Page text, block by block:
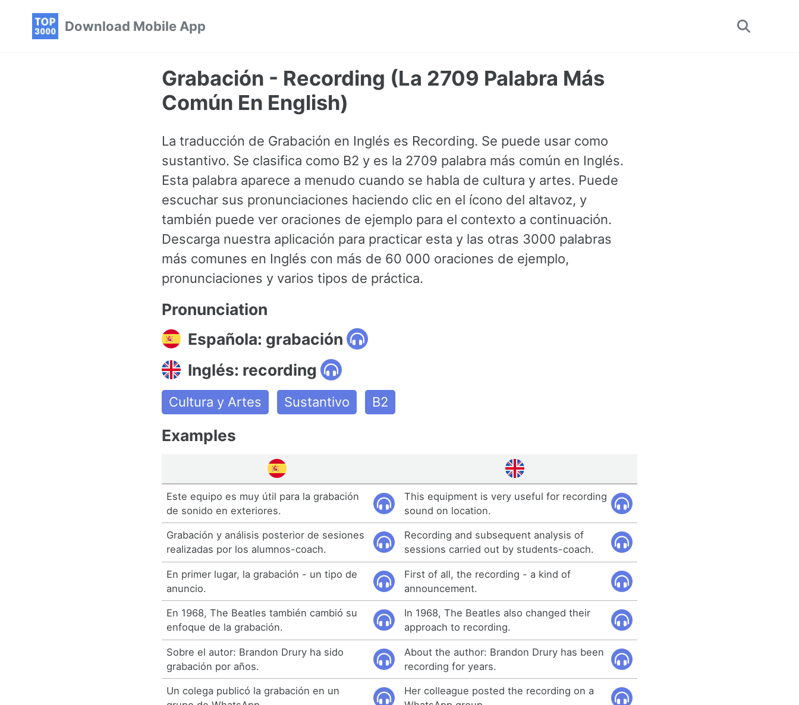
Download Mobile App
Toggle
Grabación - Recording (La 2709 Palabra Más
Común En English)
La traducción de Grabación en Inglés es Recording. Se puede usar como
sustantivo. Se clasifica como B2 y es la 2709 palabra más común en Inglés.
Esta palabra aparece a menudo cuando se habla de cultura y artes. Puede
escuchar sus pronunciaciones haciendo clic en el ícono del altavoz, y
también puede ver oraciones de ejemplo para el contexto a continuación.
Descarga nuestra aplicación para practicar esta y las otras 3000 palabras
más comunes en Inglés con más de 60 000 oraciones de ejemplo,
pronunciaciones y varios tipos de práctica.
Pronunciation
Española: grabación
Inglés: recording
Cultura y Artes Sustantivo B2
Examples
Este equipo es muy útil para la grabación
de sonido en exteriores.
This equipment is very useful for recording
sound on location.
Grabación y análisis posterior de sesiones
realizadas por los alumnos-coach.
Recording and subsequent analysis of
sessions carried out by students-coach.
En primer lugar, la grabación - un tipo de
anuncio.
First of all, the recording - a kind of
announcement.
En 1968, The Beatles también cambió su
enfoque de la grabación.
In 1968, The Beatles also changed their
approach to recording.
Sobre el autor: Brandon Drury ha sido
grabación por años.
About the author: Brandon Drury has been
recording for years.
Un colega publicó la grabación en un
Her colleague posted the recording on a